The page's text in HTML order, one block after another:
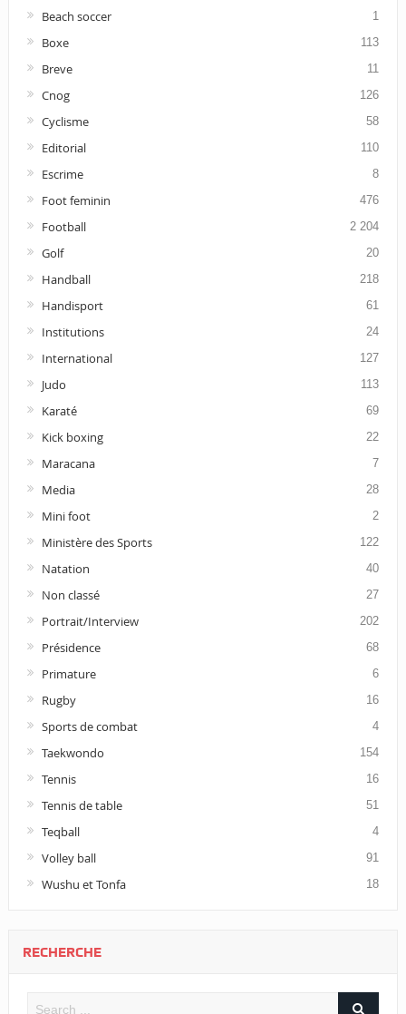
Beach soccer 1
Boxe 113
Breve 11
Cnog 126
Cyclisme 58
Editorial 110
Escrime 8
Foot feminin 476
Football 2 204
Golf 20
Handball 218
Handisport 61
Institutions 24
International 127
Judo 113
Karaté 69
Kick boxing 22
Maracana 7
Media 28
Mini foot 2
Ministère des Sports 122
Natation 40
Non classé 27
Portrait/Interview 202
Présidence 68
Primature 6
Rugby 16
Sports de combat 4
Taekwondo 154
Tennis 16
Tennis de table 51
Teqball 4
Volley ball 91
Wushu et Tonfa 18
RECHERCHE